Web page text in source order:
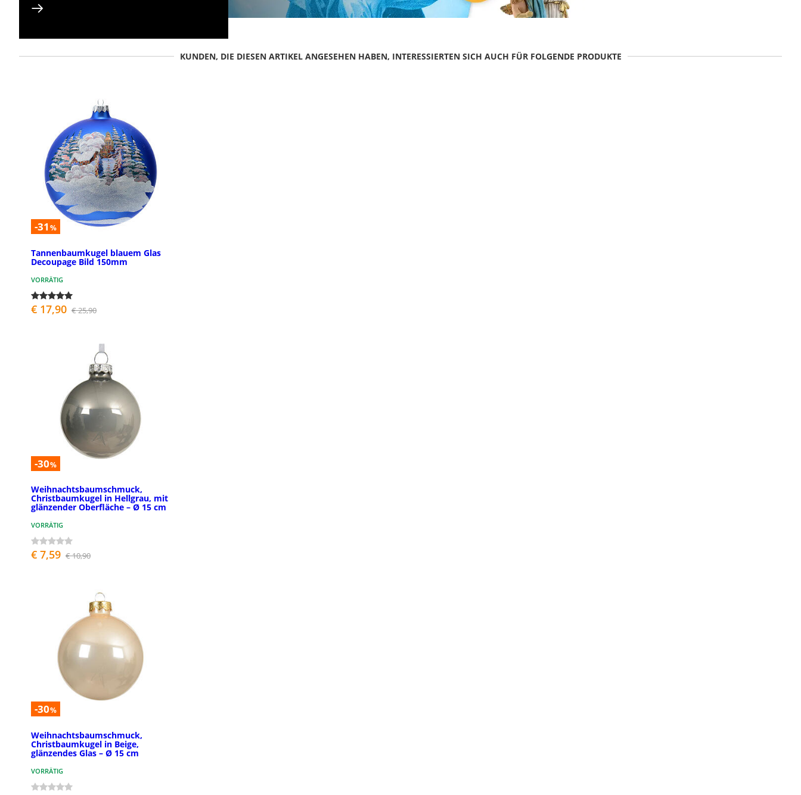
KUNDEN, DIE DIESEN ARTIKEL ANGESEHEN HABEN, INTERESSIERTEN SICH AUCH FÜR FOLGENDE PRODUKTE
-31 %
Tannenbaumkugel blauem Glas
Decoupage Bild 150mm
VORRÄTIG
€ 17,90 € 25,90
-30%
Weihnachtsbaumschmuck,
Christbaumkugel in Hellgrau, mit
glänzender Oberfläche – Ø 15 cm
VORRÄTIG
€ 7,59 € 10,90
-30%
Weihnachtsbaumschmuck,
Christbaumkugel in Beige,
glänzendes Glas – Ø 15 cm
VORRÄTIG